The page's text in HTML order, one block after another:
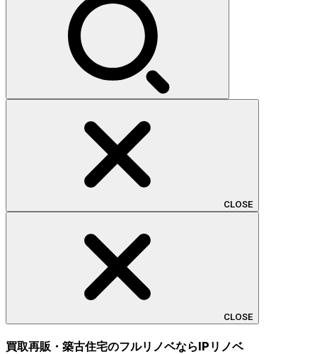
CLOSE
CLOSE
買取再販・築古住宅のフルリノベならIPリノベ